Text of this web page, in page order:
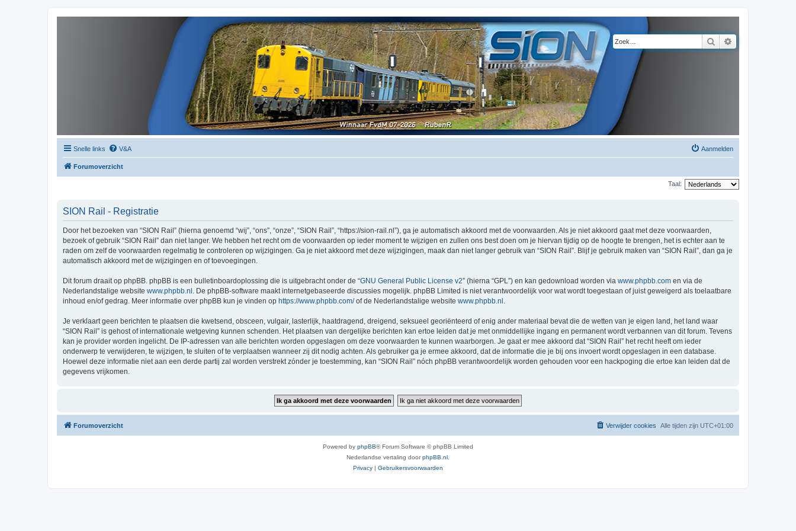
Zoek
Snelle links V&A Aanmelden
Forumoverzicht
Taal:
SION Rail - Registratie
Door het bezoeken van “SION Rail” (hierna genoemd “wij”, “ons”, “onze”, “SION Rail”, “https://sion-rail.nl”), ga je automatisch akkoord met de voorwaarden. Als je niet akkoord gaat met deze voorwaarden,
bezoek of gebruik “SION Rail” dan niet langer. We hebben het recht om de voorwaarden op ieder moment te wijzigen en zullen ons best doen om je hiervan tijdig op de hoogte te brengen, het is echter aan te
raden om zelf de voorwaarden regelmatig te controleren op wijzigingen. Ga je niet akkoord met deze wijzigingen, maak dan niet langer gebruik van “SION Rail”. Blijf je gebruik maken van “SION Rail”, dan ga je
automatisch akkoord met de wijzigingen en of toevoegingen.
Dit forum draait op phpBB. phpBB is een bulletinboardoplossing die is uitgebracht onder de “GNU General Public License v2” (hierna “GPL”) en kan gedownload worden via www.phpbb.com en via de
Nederlandstalige website www.phpbb.nl . De phpBB-software maakt internetgebaseerde discussies mogelijk. phpBB Limited is niet verantwoordelijk voor wat wordt toegestaan of juist geweigerd als toelaatbare
inhoud en/of gedrag. Meer informatie over phpBB kun je vinden op https://www.phpbb.com/of de Nederlandstalige website www.phpbb.nl
Je verklaart geen berichten te plaatsen die kwetsend, obsceen, vulgair, lasterlijk, haatdragend, dreigend, seksueel georiënteerd of enig ander materiaal bevat die de wetten van je eigen land, het land waar
“SION Rail” is gehost of internationale wetgeving kunnen schenden. Het plaatsen van dergelijke berichten kan ertoe leiden dat je met onmiddellijke ingang en permanent wordt verbannen van dit forum. Tevens
kan je provider worden ingelicht. De IP-adressen van alle berichten worden opgeslagen om deze voorwaarden te kunnen waarborgen. Je gaat er mee akkoord dat “SION Rail” het recht heeft om ieder
onderwerp te verwijderen, te wijzigen, te sluiten of te verplaatsen wanneer zij dit nodig achten. Als gebruiker ga je ermee akkoord, dat de informatie die je bij ons invoert wordt opgeslagen in een database.
Hoewel deze informatie niet aan een derde partij zal worden verstrekt zónder je toestemming, kan “SION Rail” nóch phpBB verantwoordelijk worden gehouden voor een hackpoging die ertoe kan leiden dat de
gegevens vrijkomen.
Forumoverzicht Alle tijden zijn UTC+01:00
Verwijder cookies
Powered by phpBB® Forum Software © phpBB Limited
Nederlandse vertaling doorphpBB.nl
Privacy | Gebruikersvoorwaarden